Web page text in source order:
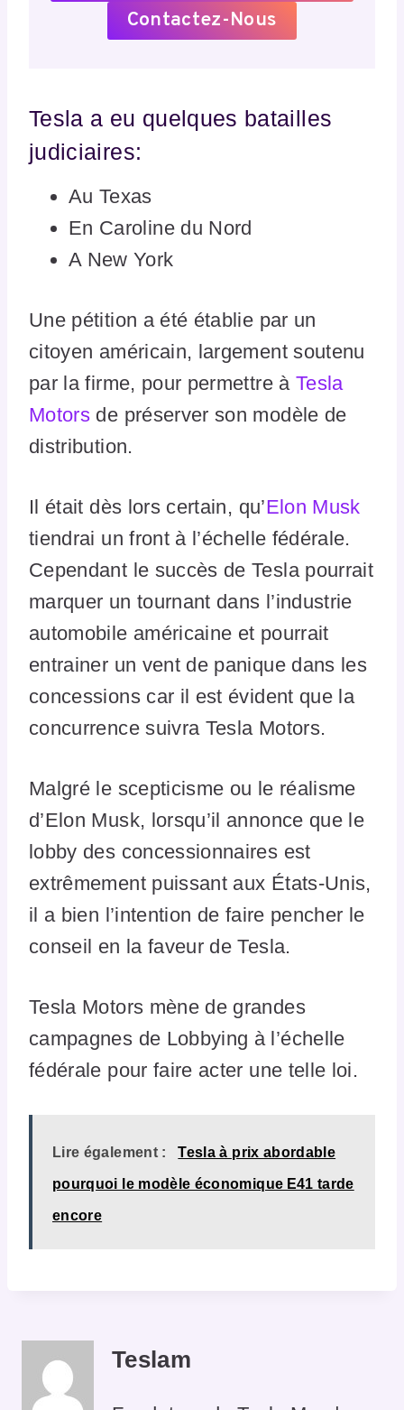
Contactez-Nous
Tesla a eu quelques batailles
judiciaires:
Au Texas
En Caroline du Nord
A New York
Une pétition a été établie par un
citoyen américain, largement soutenu
par la firme, pour permettre à Tesla
Motors de préserver son modèle de
distribution.
Il était dès lors certain, qu’Elon Musk
tiendrai un front à l’échelle fédérale.
Cependant le succès de Tesla pourrait
marquer un tournant dans l’industrie
automobile américaine et pourrait
entrainer un vent de panique dans les
concessions car il est évident que la
concurrence suivra Tesla Motors.
Malgré le scepticisme ou le réalisme
d’Elon Musk, lorsqu’il annonce que le
lobby des concessionnaires est
extrêmement puissant aux États-Unis,
il a bien l’intention de faire pencher le
conseil en la faveur de Tesla.
Tesla Motors mène de grandes
campagnes de Lobbying à l’échelle
fédérale pour faire acter une telle loi.
Lire également : Tesla à prix abordable
pourquoi le modèle économique E41 tarde
encore
Teslam